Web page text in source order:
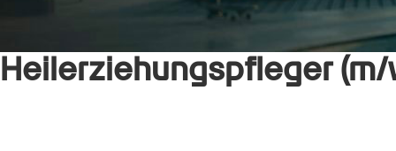
Heilerziehungspfleger